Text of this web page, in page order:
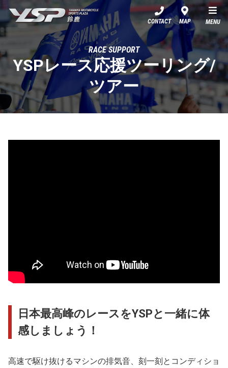
YSP鈴鹿
CONTACT MAP MENU
RACE SUPPORT
YSPレース応援ツーリング/
ツアー
日本最高峰のレースをYSPと一緒に体
感しましょう！
高速で駆け抜けるマシンの排気音、刻一刻とコンディショ